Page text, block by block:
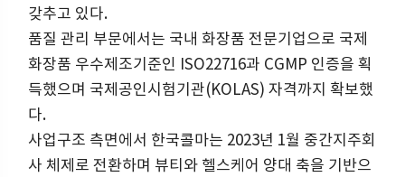
갖추고 있다.
품질 관리 부문에서는 국내 화장품 전문기업으로 국제
화장품 우수제조기준인 ISO22716과 CGMP 인증을 획
득했으며 국제공인시험기관(KOLAS) 자격까지 확보했
다.
사업구조 측면에서 한국콜마는 2023년 1월 중간지주회
사 체제로 전환하며 뷰티와 헬스케어 양대 축을 기반으